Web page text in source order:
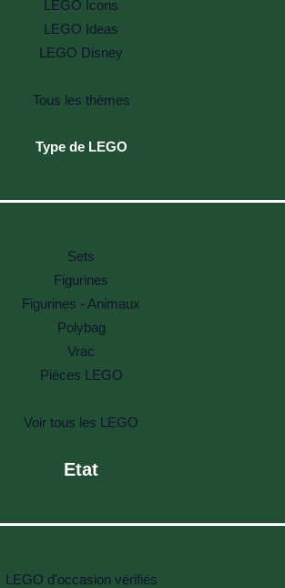
LEGO Icons
LEGO Ideas
LEGO Disney
Tous les thèmes
Type de LEGO
Sets
Figurines
Figurines - Animaux
Polybag
Vrac
Pièces LEGO
Voir tous les LEGO
Etat
LEGO d'occasion vérifiés